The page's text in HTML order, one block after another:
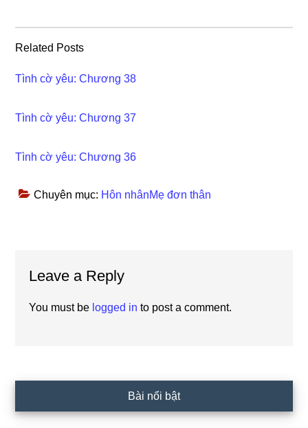
Related Posts
Tình cờ yêu: Chương 38
Tình cờ yêu: Chương 37
Tình cờ yêu: Chương 36
Chuyên mục: Hôn nhânMẹ đơn thân
Interactions
Leave a Reply
You must be logged in to post a comment.
Sidebar
Bài nổi bật